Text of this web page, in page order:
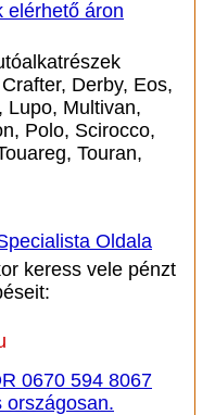
elérhető áron
Derby, Eos,
Lupo, Multivan,
Polo, Scirocco,
Touran,
Oldala
keress vele pénzt
0670 594 8067
országosan.